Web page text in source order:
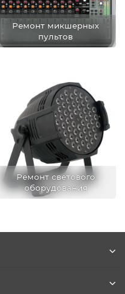
Ремонт микшерных
пультов
Ремонт светового
оборудования